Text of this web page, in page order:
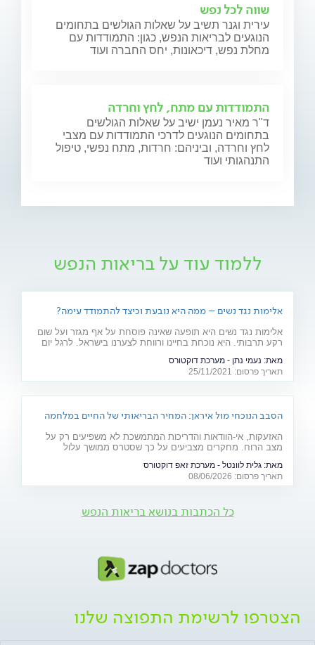
שווה לכל נפש
עירית וגנר תשיב על שאלות הגולשים בתחומים
הנוגעים לבריאות הנפש, כגון: התמודדות עם
מחלת נפש, דיכאונות, יחס החברה ועוד
התמודדות עם מתח, לחץ וחרדה
ד"ר מאיר נעמן ישיב על שאלות הגולשים
בתחומים הנוגעים לדרכי התמודדות עם מצבי
לחץ וחרדה, וביניהם: חרדות, מתח נפשי, טיפול
התנהגותי ועוד
ללמוד עוד על בריאות הנפש
אלימות נגד נשים – ממה היא נובעת וכיצד להתמודד עימה?
אלימות נגד נשים היא תופעה שאינה פוסחת על אף מגזר ועל שום
רקע תרבותי. היא נוכחת בחיינו ורווחת לצערנו בישראל. לרגל יום
מרצה באוניברסיטת בר אילן ומחבר הספר "גברים מדברים
אלימות", מסביר את הגורמים לה
מאת: נעמי נתן - מערכת דוקטורס
תאריך פרסום: 25/11/2021
הסבב הנוכחי מול איראן: המחיר הבריאותי של החיים במלחמה
האזעקות, אי-הוודאות והדריכות המתמשכת לא משפיעים רק על
מצב הרוח. מחקרים מצביעים על כך שסטרס ממושך עלול
מהלב ועד העור, אילו תופעות בריאותיות עלולות להתגבר בתקופות
של מתיחות ביטחונית ומה ניתן לעשות כדי לשמור על הבריאות
שלנו?
מאת: גלית לוונטל - מערכת זאפ דוקטורס
תאריך פרסום: 08/06/2026
כל הכתבות בנושא בריאות הנפש
הצטרפו לרשימת התפוצה שלנו